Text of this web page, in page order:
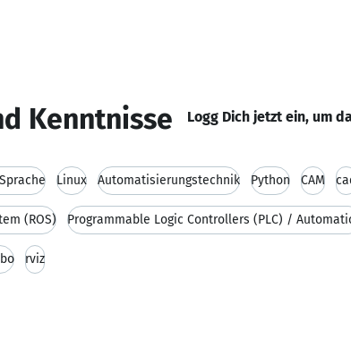
Kenntnisse Logg Dich jetzt ein, um
Linux Automatisierungstechnik Python CAM
(ROS) Programmable Logic Controllers (PLC) /
rviz